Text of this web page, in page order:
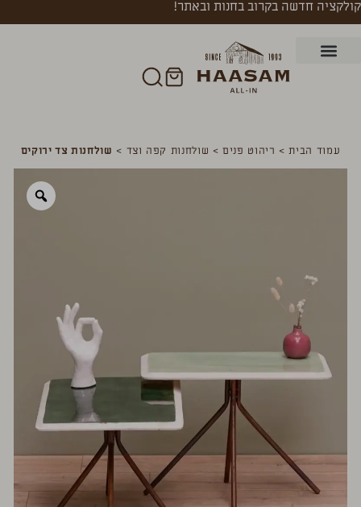
קולקציה חדשה בקרוב בחנות ובאתר!
עמוד הבית> ריהוט פנים> שולחנות קפה וצד > שולחנות צד ירוקים